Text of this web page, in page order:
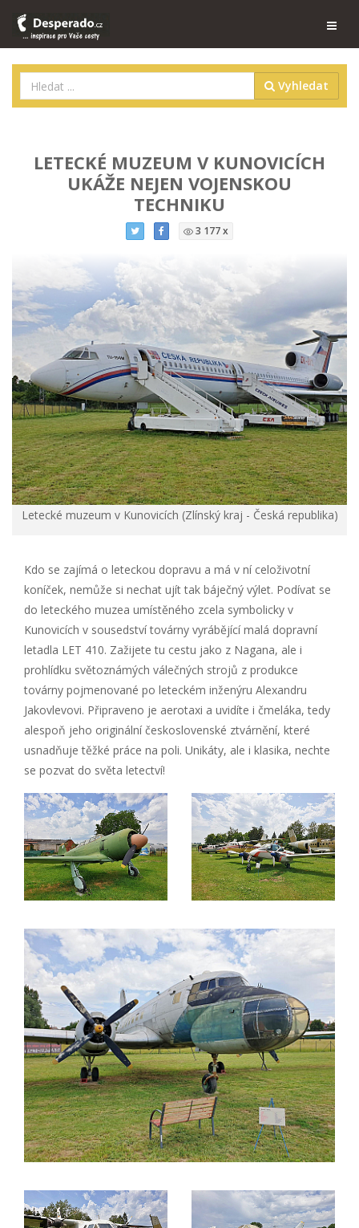
Vyhledat
LETECKÉ MUZEUM V KUNOVICÍCH
UKÁŽE NEJEN VOJENSKOU
TECHNIKU
3 177 x
Letecké muzeum v Kunovicích (Zlínský kraj - Česká republika)
Kdo se zajímá o leteckou dopravu a má v ní celoživotní
koníček, nemůže si nechat ujít tak báječný výlet. Podívat se
do leteckého muzea umístěného zcela symbolicky v
Kunovicích v sousedství továrny vyrábějící malá dopravní
letadla LET 410. Zažijete tu cestu jako z Nagana, ale i
prohlídku světoznámých válečných strojů z produkce
továrny pojmenované po leteckém inženýru Alexandru
Jakovlevovi. Připraveno je aerotaxi a uvidíte i čmeláka, tedy
alespoň jeho originální československé ztvárnění, které
usnadňuje těžké práce na poli. Unikáty, ale i klasika, nechte
se pozvat do světa letectví!